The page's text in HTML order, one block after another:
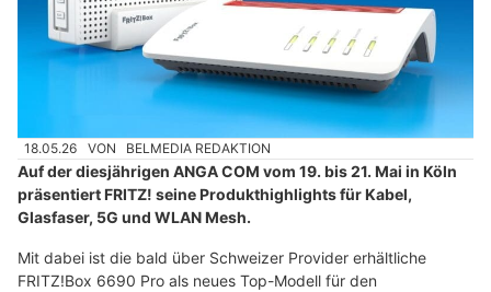
18.05.26 VON BELMEDIA REDAKTION
Auf der diesjährigen ANGA COM vom 19. bis 21. Mai in Köln
präsentiert FRITZ! seine Produkthighlights für Kabel,
Glasfaser, 5G und WLAN Mesh.
Mit dabei ist die bald über Schweizer Provider erhältliche
FRITZ!Box 6690 Pro als neues Top-Modell für den